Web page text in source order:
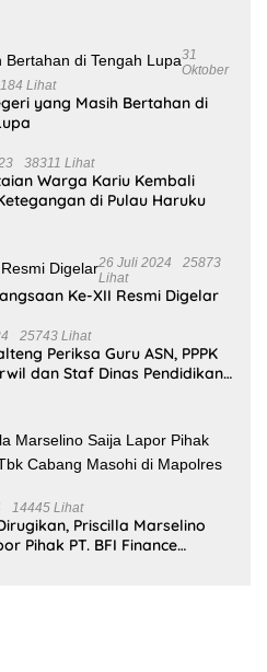
31
Oktober
Lihat
yang Masih Bertahan di
38311 Lihat
Warga Kariu Kembali
di Pulau Haruku
26 Juli 2024
25873
Lihat
Ke-XII Resmi Digelar
25743 Lihat
Periksa Guru ASN, PPPK
dan Staf Dinas Pendidikan
14445 Lihat
Priscilla Marselino
Pihak PT. BFI Finance